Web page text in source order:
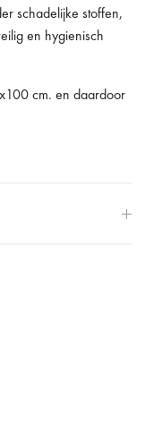
schadelijke stoffen,
en hygienisch
cm. en daardoor